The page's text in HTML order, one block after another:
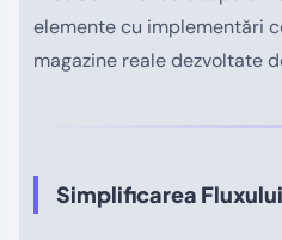
elemente cu implementări
magazine reale dezvoltate
Simplificarea